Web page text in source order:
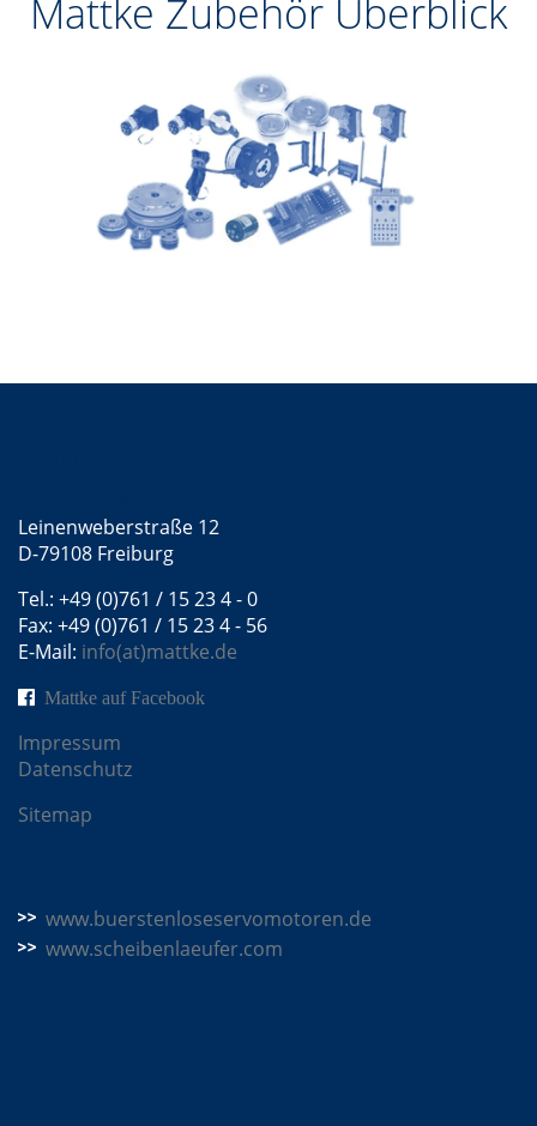
Mattke Zubehör Überblick
Leinenweberstraße 12
D-79108 Freiburg
Tel.: +49 (0)761 / 15 23 4 - 0
Fax: +49 (0)761 / 15 23 4 - 56
E-Mail: info(at)mattke.de
Mattke auf Facebook
Impressum
Datenschutz
Sitemap
www.buerstenloseservomotoren.de
www.scheibenlaeufer.com